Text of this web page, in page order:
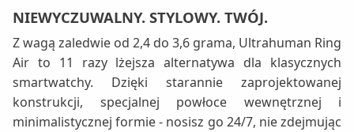
NIEWYCZUWALNY. STYLOWY. TWÓJ.
Z wagą zaledwie od 2,4 do 3,6 grama, Ultrahuman Ring
Air to 11 razy lżejsza alternatywa dla klasycznych
smartwatchy. Dzięki starannie zaprojektowanej
konstrukcji, specjalnej powłoce wewnętrznej i
minimalistycznej formie - nosisz go 24/7, nie zdejmując